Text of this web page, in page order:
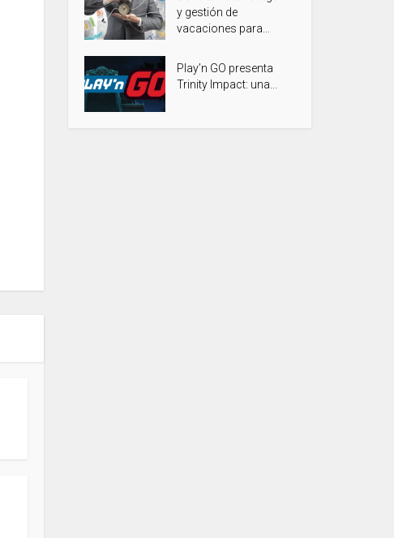
y gestión de
vacaciones para...
Play’n GO presenta
Trinity Impact: una...